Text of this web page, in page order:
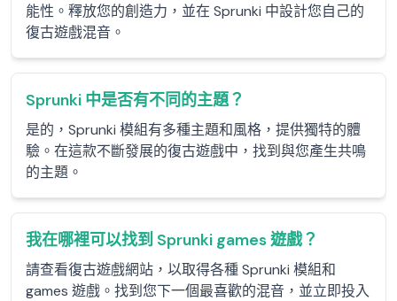
能性。釋放您的創造力，並在 Sprunki 中設計您自己的
復古遊戲混音。
Sprunki 中是否有不同的主題？
是的，Sprunki 模組有多種主題和風格，提供獨特的體
驗。在這款不斷發展的復古遊戲中，找到與您產生共鳴
的主題。
我在哪裡可以找到 Sprunki games 遊戲？
請查看復古遊戲網站，以取得各種 Sprunki 模組和
games 遊戲。找到您下一個最喜歡的混音，並立即投入